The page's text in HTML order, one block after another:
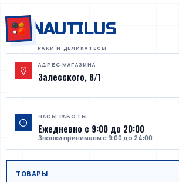
NAUTILUS
АДРЕС МАГАЗИНА
Залесского, 8/1
ЧАСЫ РАБОТЫ
Ежедневно с 9:00 до 20:00
Звонки принимаем с 9:00 до 24:00